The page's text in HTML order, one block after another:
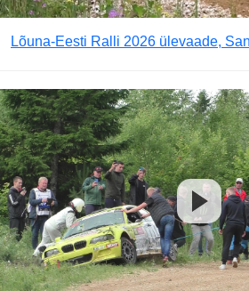
Lõuna-Eesti Ralli 2026 ülevaade,